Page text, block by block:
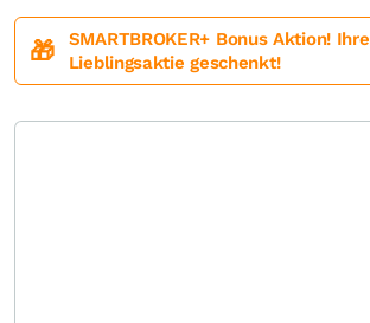
🎁
SMARTBROKER+ Bonus Aktion! Ihre
Lieblingsaktie geschenkt!